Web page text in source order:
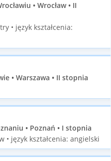
• Wrocław • II
• język kształcenia:
• Warszawa • II stopnia
• Poznań • I stopnia
język kształcenia: angielski